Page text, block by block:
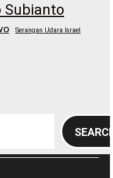
Subianto
Serangan Udara Israel